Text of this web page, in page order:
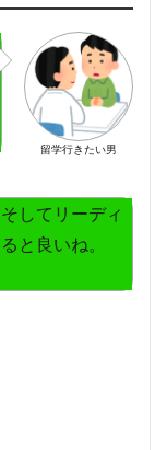
留学行きたい男
してリーディ
と良いね。